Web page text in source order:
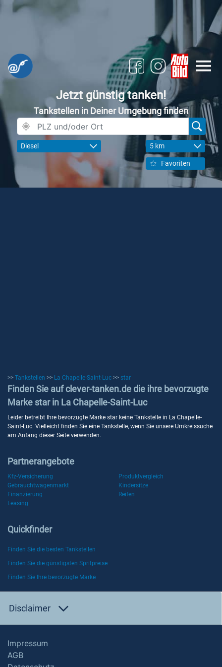
Jetzt günstig tanken!
Tankstellen in Deiner Umgebung finden
Diesel 5 km
Favoriten
>> Tankstellen >> La Chapelle-Saint-Luc >> star
Finden Sie auf clever-tanken.de die ihre bevorzugte
Marke star in La Chapelle-Saint-Luc
Leider betreibt Ihre bevorzugte Marke star keine Tankstelle in La Chapelle-
Saint-Luc. Vielleicht finden Sie eine Tankstelle, wenn Sie unsere Umkreissuche
am Anfang dieser Seite verwenden.
Partnerangebote
Kfz-Versicherung
Produktvergleich
Gebrauchtwagenmarkt
Kindersitze
Finanzierung
Reifen
Leasing
Quickfinder
Finden Sie die besten Tankstellen
Finden Sie die günstigsten Spritpreise
Finden Sie Ihre bevorzugte Marke
Disclaimer
Impressum
AGB